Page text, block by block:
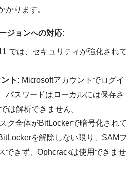
かります。
ジョンへの対応:
では、セキュリティが強化されて
ト: Microsoftアカウントでログイ
パスワードはローカルには保存さ
は解析できません。
ク全体がBitLockerで暗号化されて
を解除しない限り、SAMフ
できず、Ophcrackは使用できませ